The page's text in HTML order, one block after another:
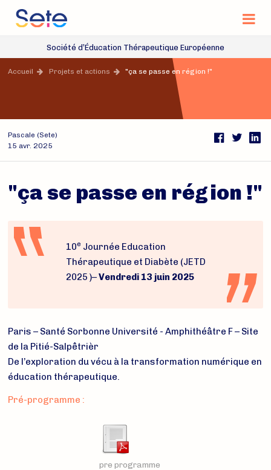
Site officiel de la Société d’Éducation
Société d’Éducation Thérapeutique Européenne
Accueil Projets et actions "ça se passe en région !"
Pascale (Sete)
15 avr. 2025
"ça se passe en région !"
10e Journée Education
Thérapeutique et Diabète (JETD
2025 )–Vendredi 13 juin 2025
Paris – Santé Sorbonne Université - Amphithéâtre F – Site
de la Pitié-Salpêtrièr
De l’exploration du vécu à la transformation numérique en
éducation thérapeutique.
Pré-programme :
pre programme